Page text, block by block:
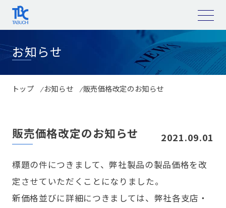
ス
お知らせ
トップ お知らせ 販売価格改定のお知らせ
販売価格改定のお知らせ 2021.09.01
標題の件につきまして、弊社製品の製品価格を改
定させていただくことになりました。
新価格並びに詳細につきましては、弊社各支店・